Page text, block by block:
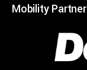
Mobility Partner